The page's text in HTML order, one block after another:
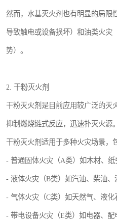
然而，水基灭火剂也有明显的局限
导致触电或设备损坏）和油类火灾
势）。
2. 干粉灭火剂
干粉灭火剂是目前应用较广泛的灭
抑制燃烧链式反应，迅速扑灭火源。
干粉灭火剂适用于多种火灾场景，
- 普通固体火灾（A类）如木材、纸
- 液体火灾（B类）如汽油、柴油、
- 气体火灾（C类）如天然气、液化
- 带电设备火灾（E类）如电器、配